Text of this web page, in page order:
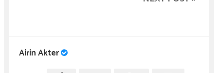
Airin Akter